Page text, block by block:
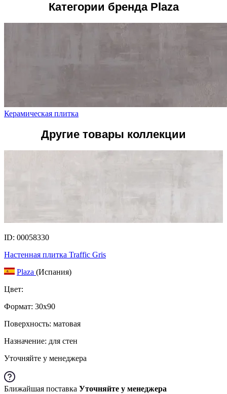
Категории бренда Plaza
Керамическая плитка
Другие товары коллекции
ID: 00058330
Настенная плитка Traffic Gris
Plaza (Испания)
Цвет:
Формат: 30x90
Поверхность: матовая
Назначение: для стен
Уточняйте у менеджера
Ближайшая поставка Уточняйте у менеджера